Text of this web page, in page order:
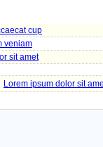
cup
veniam
sit amet
Lorem ipsum dolor sit